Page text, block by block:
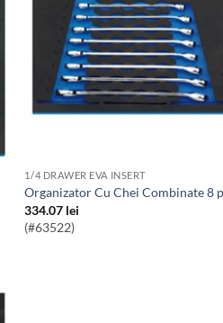
1/4 DRAWER EVA INSERT
Organizator Cu Chei Combinate 8
334.07 lei
(#63522)